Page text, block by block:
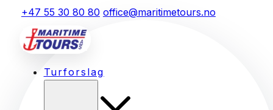
+47 55 30 80 80 office@maritimetours.no
Turforslag